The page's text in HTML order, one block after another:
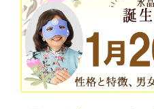
格
と
特
徴
男